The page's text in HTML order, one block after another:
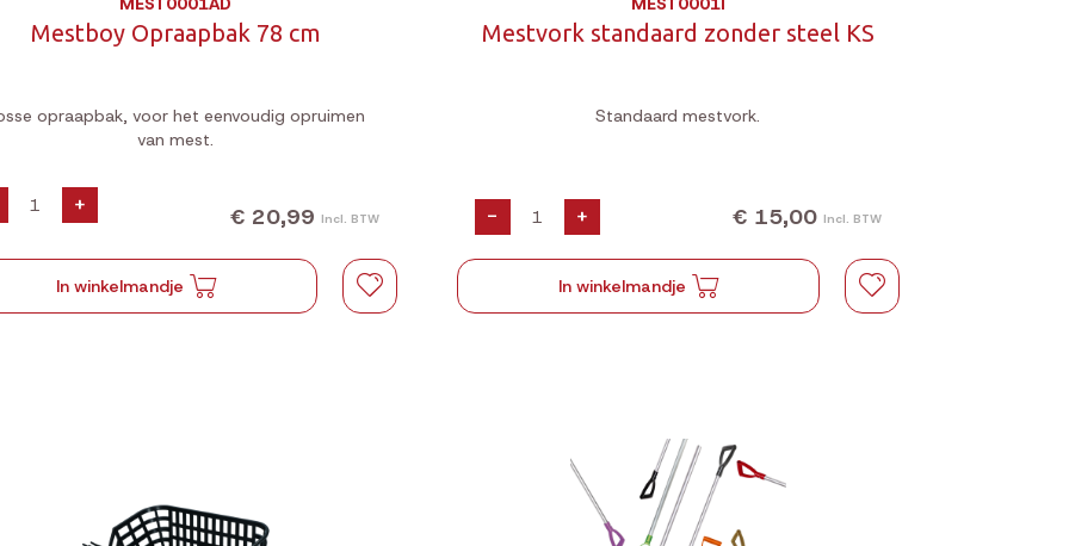
Mestboy Opraapbak 78 cm
opraapbak, voor het eenvoudig opruimen
van mest.
+ € 20,99 Incl. BTW
In winkelmandje
Mestvork standaard zonder steel KS
Standaard mestvork.
- + € 15,00 Incl. BTW
In winkelmandje